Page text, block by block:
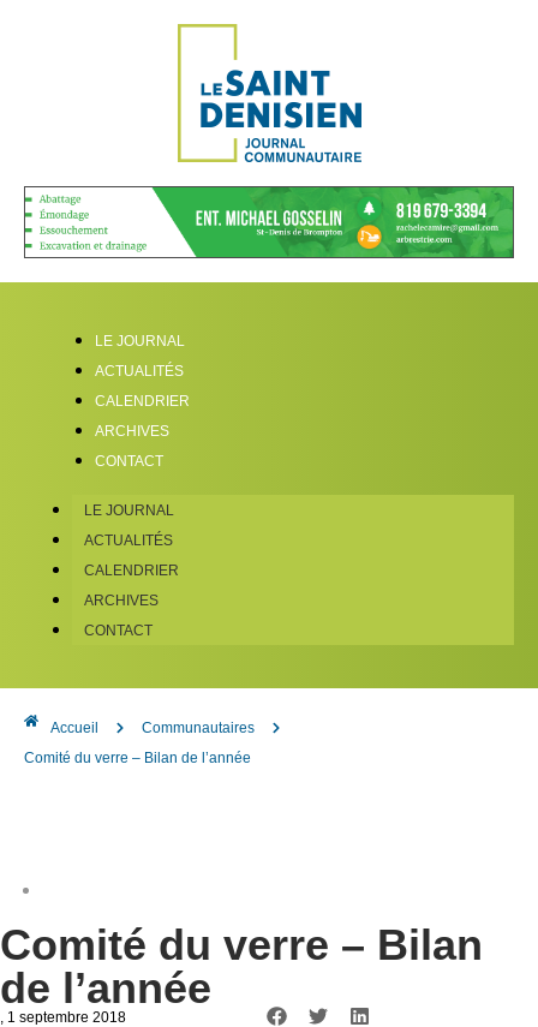
LE JOURNAL
ACTUALITÉS
CALENDRIER
ARCHIVES
CONTACT
LE JOURNAL
ACTUALITÉS
CALENDRIER
ARCHIVES
CONTACT
Accueil
Communautaires
Comité du verre – Bilan de l’année
Comité du verre – Bilan
de l’année
, 1 septembre 2018